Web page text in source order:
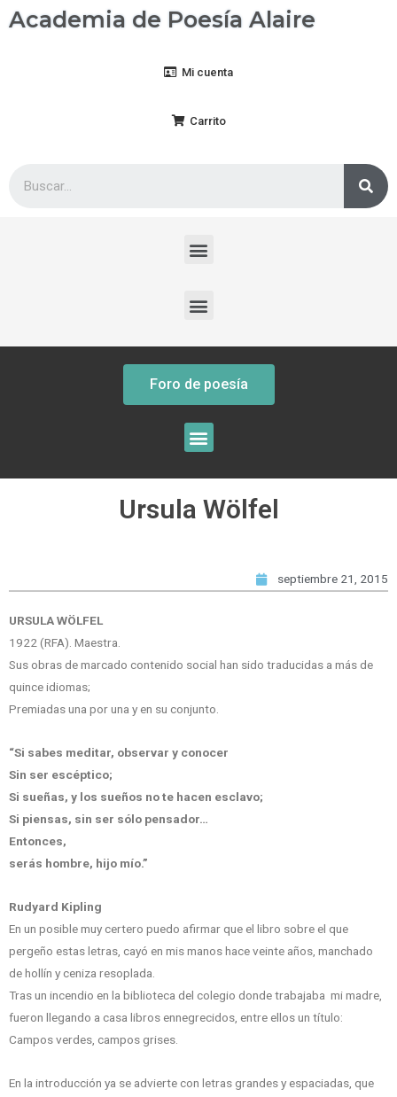
Academia de Poesía Alaire
Mi cuenta
Carrito
Foro de poesía
Ursula Wölfel
septiembre 21, 2015
URSULA WÖLFEL
1922 (RFA). Maestra.
Sus obras de marcado contenido social han sido traducidas a más de
quince idiomas;
Premiadas una por una y en su conjunto.
“Si sabes meditar, observar y conocer
Sin ser escéptico;
Si sueñas, y los sueños no te hacen esclavo;
Si piensas, sin ser sólo pensador…
Entonces,
serás hombre, hijo mío.”
Rudyard Kipling
En un posible muy certero puedo afirmar que el libro sobre el que
pergeño estas letras, cayó en mis manos hace veinte años, manchado
de hollín y ceniza resoplada.
Tras un incendio en la biblioteca del colegio donde trabajaba mi madre,
fueron llegando a casa libros ennegrecidos, entre ellos un título:
Campos verdes, campos grises.
En la introducción ya se advierte con letras grandes y espaciadas, que